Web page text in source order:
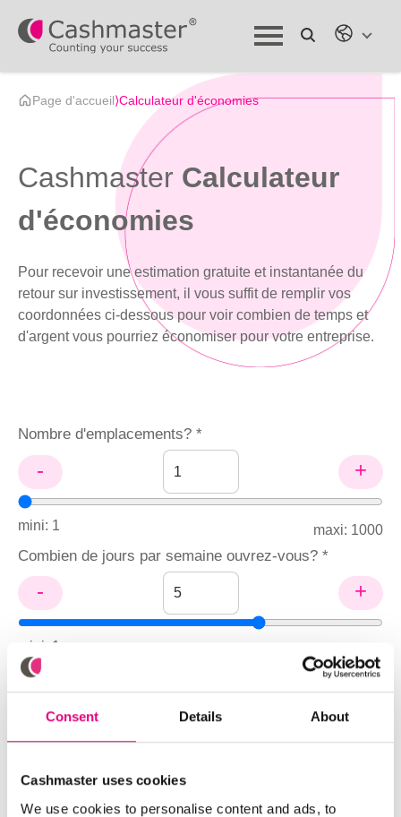
Consent Details About
Cashmaster uses cookies
We use cookies to personalise content and ads, to
Page d'accueil⟩Calculateur d'économies
Cashmaster Calculateur
d'économies
Pour recevoir une estimation gratuite et instantanée du
retour sur investissement, il vous suffit de remplir vos
coordonnées ci-dessous pour voir combien de temps et
d'argent vous pourriez économiser pour votre entreprise.
Nombre d'emplacements? *
- +
mini: 1 maxi: 1000
Combien de jours par semaine ouvrez-vous? *
- +
mini: 1
Taux de rémunération horaire du personnel ($/heure)?
*